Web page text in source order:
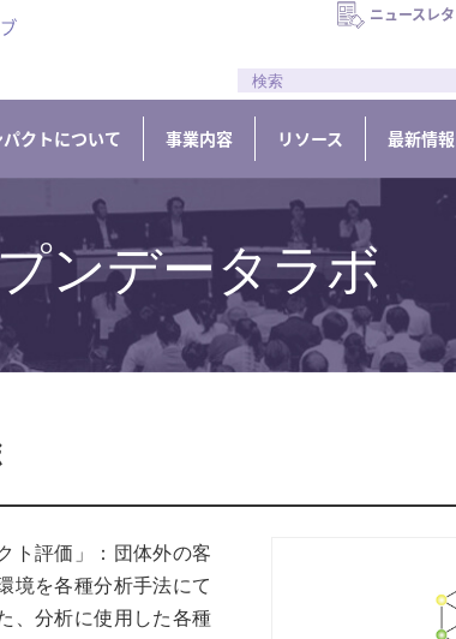
ニュースレ
クトについて 事業内容 リソース 最新情報
ンデータラボ
ト評価」：団体外の客
境を各種分析手法にて
、分析に使用した各種